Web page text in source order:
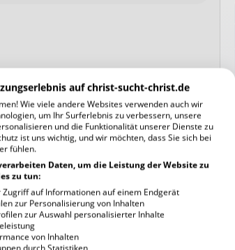
auf christ-sucht-christ.de
Wie viele andere Websites verwenden auch wir
um Ihr Surferlebnis zu verbessern, unsere
und die Funktionalität unserer Dienste zu
ist uns wichtig, und wir möchten, dass Sie sich bei
fühlen.
Daten, um die Leistung der Website zu
zu tun:
Zugriff auf Informationen auf einem Endgerät
zur Personalisierung von Inhalten
zur Auswahl personalisierter Inhalte
von Inhalten
durch Statistiken